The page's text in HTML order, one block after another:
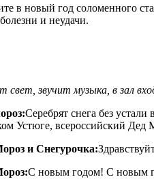
в новый год соломенного
и неудачи.
свет, звучит музыка, в зал
Серебрят снега без устали
Устюге, всероссийский Дед
и Снегурочка:
С новым годом! С новым